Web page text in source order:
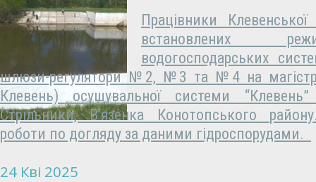
Працівники
встановлених
водогосподарських
шлюзи-регулятори №2, №3 та №4 на
Клевень) осушувальної системи
Стрільники, В’язенка Конотопського
роботи по догляду за даними гідроспорудами.
24 Кві 2025